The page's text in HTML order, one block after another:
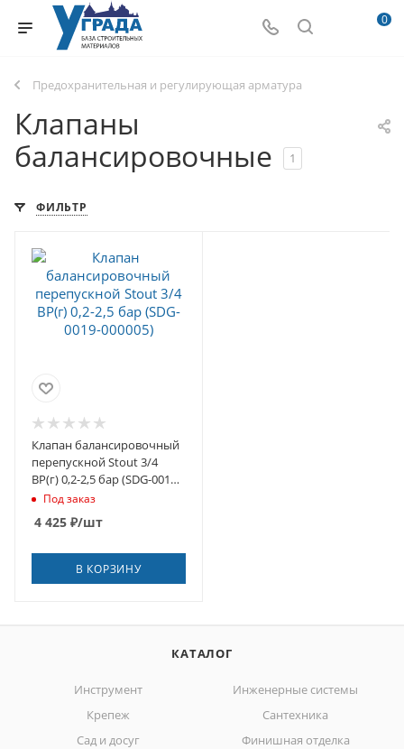
0
Предохранительная и регулирующая арматура
Клапаны
балансировочные
1
ФИЛЬТР
Клапан балансировочный
перепускной Stout 3/4
ВР(г) 0,2-2,5 бар (SDG-0019-
000005)
Под заказ
4 425 ₽/шт
В КОРЗИНУ
КАТАЛОГ
Инструмент
Инженерные системы
Крепеж
Сантехника
Сад и досуг
Финишная отделка